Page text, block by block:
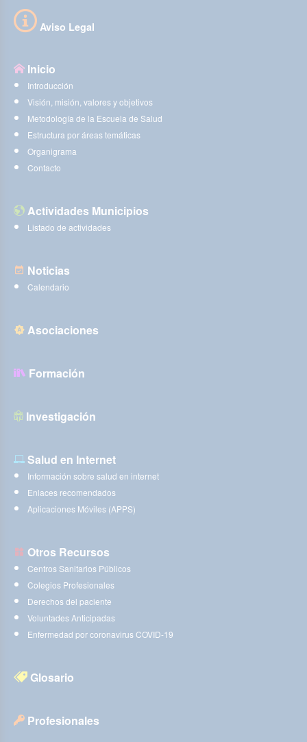
Aviso Legal
Inicio
Introducción
Visión, misión, valores y objetivos
Metodología de la Escuela de Salud
Estructura por áreas temáticas
Organigrama
Contacto
Actividades Municipios
Listado de actividades
Noticias
Calendario
Asociaciones
Formación
Investigación
Salud en Internet
Información sobre salud en internet
Enlaces recomendados
Aplicaciones Móviles (APPS)
Otros Recursos
Centros Sanitarios Públicos
Colegios Profesionales
Derechos del paciente
Voluntades Anticipadas
Enfermedad por coronavirus COVID-19
Glosario
Profesionales